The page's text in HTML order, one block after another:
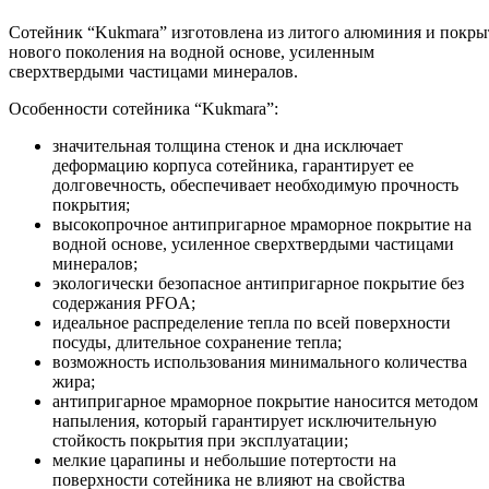
Сотейник “Kukmara” изготовлена из литого алюминия и
нового поколения на водной основе, усиленным
сверхтвердыми частицами минералов.
Особенности сотейника “Kukmara”:
значительная толщина стенок и дна исключает
деформацию корпуса сотейника, гарантирует ее
долговечность, обеспечивает необходимую прочность
покрытия;
высокопрочное антипригарное мраморное покрытие на
водной основе, усиленное сверхтвердыми частицами
минералов;
экологически безопасное антипригарное покрытие без
содержания PFOA;
идеальное распределение тепла по всей поверхности
посуды, длительное сохранение тепла;
возможность использования минимального количества
жира;
антипригарное мраморное покрытие наносится методом
напыления, который гарантирует исключительную
стойкость покрытия при эксплуатации;
мелкие царапины и небольшие потертости на
поверхности сотейника не влияют на свойства